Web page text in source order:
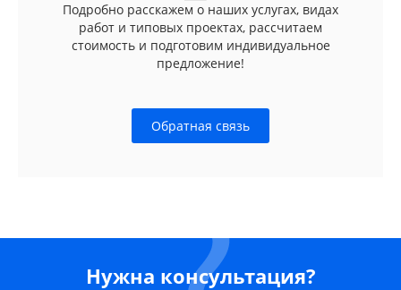
Подробно расскажем о наших услугах, видах
работ и типовых проектах, рассчитаем
стоимость и подготовим индивидуальное
предложение!
Обратная связь
Нужна консультация?